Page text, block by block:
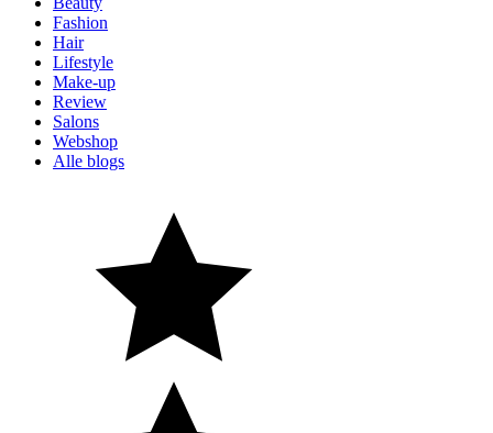
Fashion
Hair
Lifestyle
Make-up
Review
Salons
Webshop
Alle blogs